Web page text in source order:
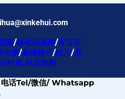
圆/碳化硅晶棒/蓝宝石
化铟/高纯锗片/硅片/高
衬底 站点地图
电话Tel/微信/ Whatsapp